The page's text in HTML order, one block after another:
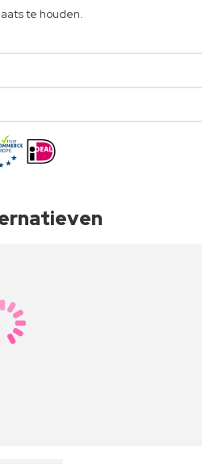
te houden.